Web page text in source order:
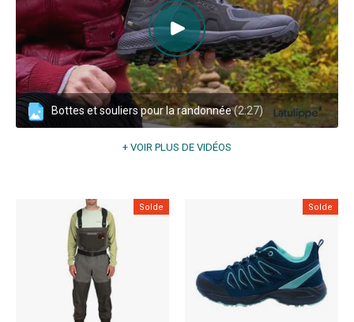
Solde Solde
Bottes et souliers pour la randonnée(2:27)
+ VOIR PLUS DE VIDÉOS